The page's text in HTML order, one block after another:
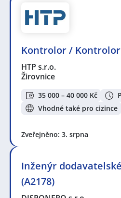
Kontrolor /
HTP s.r.o.
Žirovnice
35 000 – 40 000 Kč
Vhodné také pro cizince
Zveřejněno: 3. srpna
Inženýr
(A2178)